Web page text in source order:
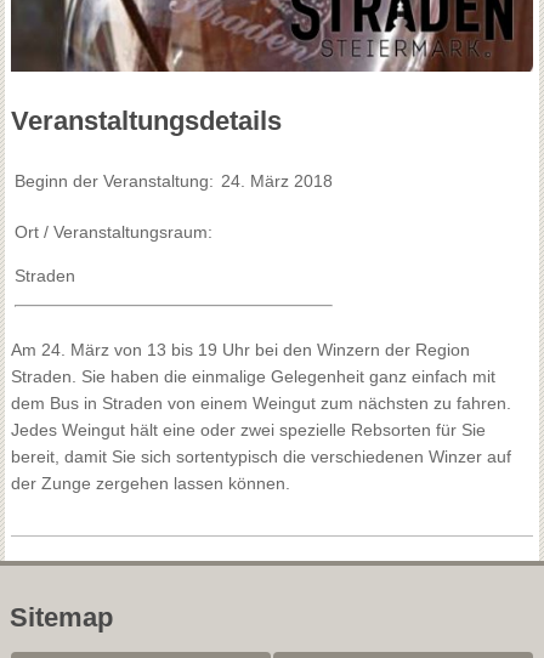
Veranstaltungsdetails
Beginn der Veranstaltung: 24. März 2018
Ort / Veranstaltungsraum:
Straden
Am 24. März von 13 bis 19 Uhr bei den Winzern der Region
Straden. Sie haben die einmalige Gelegenheit ganz einfach mit
dem Bus in Straden von einem Weingut zum nächsten zu fahren.
Jedes Weingut hält eine oder zwei spezielle Rebsorten für Sie
bereit, damit Sie sich sortentypisch die verschiedenen Winzer auf
der Zunge zergehen lassen können.
Sitemap